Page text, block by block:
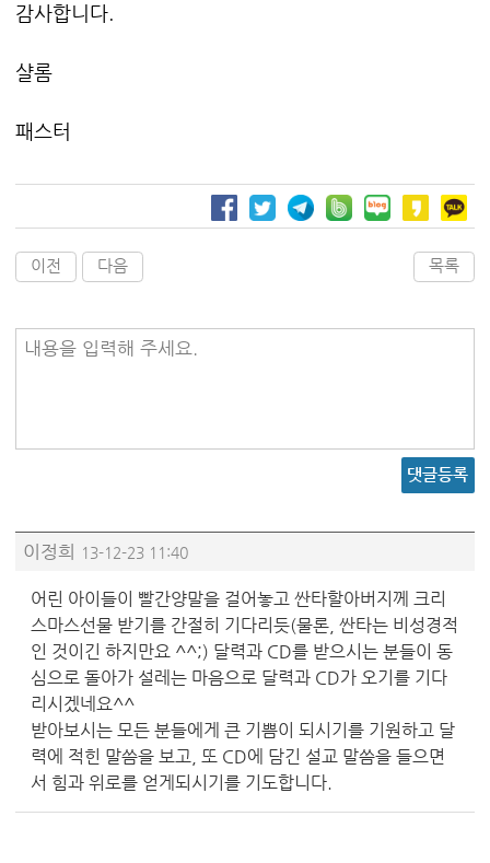
감사합니다.
샬롬
패스터
이전 다음 목록
내용을 입력해 주세요.
댓글등록
이정희 13-12-23 11:40
어린 아이들이 빨간양말을 걸어놓고 싼타할아버지께 크리
스마스선물 받기를 간절히 기다리듯(물론, 싼타는 비성경적
인 것이긴 하지만요 ^^;) 달력과 CD를 받으시는 분들이 동
심으로 돌아가 설레는 마음으로 달력과 CD가 오기를 기다
리시겠네요^^
받아보시는 모든 분들에게 큰 기쁨이 되시기를 기원하고 달
력에 적힌 말씀을 보고, 또 CD에 담긴 설교 말씀을 들으면
서 힘과 위로를 얻게되시기를 기도합니다.